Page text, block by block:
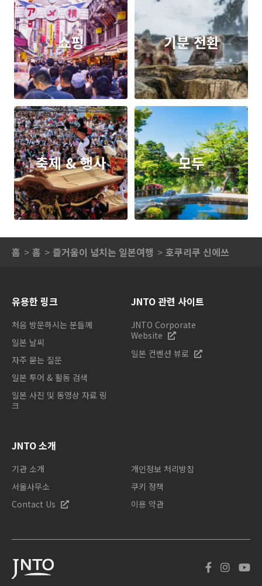
쇼핑 기분 전환
축제 & 행사 모두
홈 홈 즐거움이 넘치는 일본여행 호쿠리쿠 신에쓰
유용한 링크
처음 방문하시는 분들께
일본 날씨
자주 묻는 질문
일본 투어 & 활동 검색
일본 사진 및 동영상 자료 링
크
JNTO 관련 사이트
JNTO Corporate
Website
일본 컨벤션 뷰로
JNTO 소개
기관 소개
서울사무소
Contact Us
개인정보 처리방침
쿠키 정책
이용 약관